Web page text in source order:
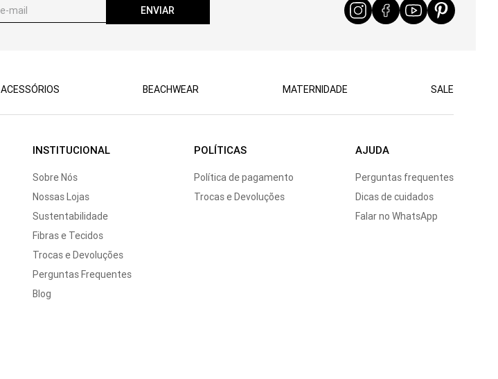
ENVIAR
ACESSÓRIOS BEACHWEAR MATERNIDADE SALE
INSTITUCIONAL
Sobre Nós
Nossas Lojas
Sustentabilidade
Fibras e Tecidos
Trocas e Devoluções
Perguntas Frequentes
Blog
POLÍTICAS
Política de pagamento
Trocas e Devoluções
AJUDA
Perguntas frequentes
Dicas de cuidados
Falar no WhatsApp